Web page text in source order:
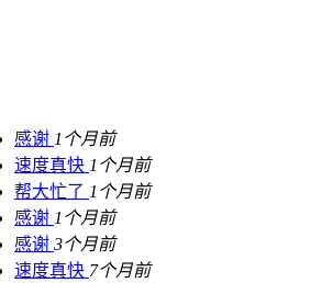
感谢 1个月前
速度真快 1个月前
帮大忙了 1个月前
感谢 1个月前
感谢 3个月前
速度真快 7个月前